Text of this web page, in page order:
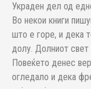
Украден дел од
Во некои книги
што е горе, и дека
долу. Долниот свет
Повеќето денес
огледало и дека